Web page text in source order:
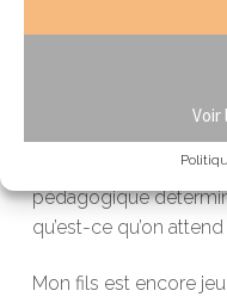
Voir
apprivoiseraient leur
s’exprimer et
bien besoin de se
comprendre les
pédagogique
qu’est-ce qu’on
Mon fils est encore